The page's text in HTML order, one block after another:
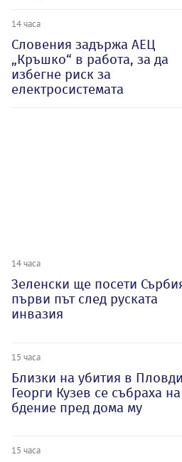
14 часа
Словения задържа АЕЦ
„Кръшко“ в работа, за да
избегне риск за
електросистемата
14 часа
Зеленски ще посети
първи път след руската
инвазия
15 часа
Близки на убития в
Георги Кузев се събраха на
бдение пред дома му
15 часа